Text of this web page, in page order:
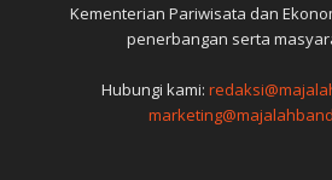
Kementerian Pariwisata dan
penerbangan serta
Hubungi kami: